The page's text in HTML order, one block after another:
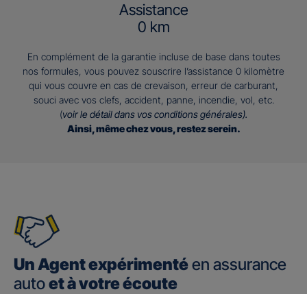
Assistance
0 km
En complément de la garantie incluse de base dans toutes
nos formules, vous pouvez souscrire l’assistance 0 kilomètre
qui vous couvre en cas de crevaison, erreur de carburant,
souci avec vos clefs, accident, panne, incendie, vol, etc.
(voir le détail dans vos conditions générales).
Ainsi, même chez vous, restez serein.
Un Agent expérimentéen assurance
autoet à votre écoute